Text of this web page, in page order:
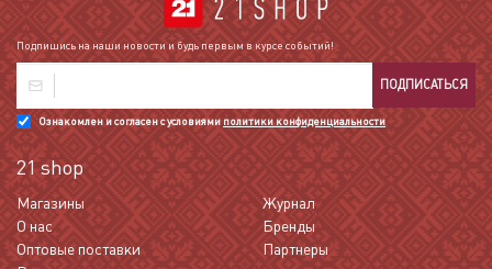
Подпишись на наши новости и будь первым в курсе событий!
ПОДПИСАТЬСЯ
Ознакомлен и согласен с условиямиполитики конфиденциальности
21 shop
Магазины
Журнал
О нас
Бренды
Оптовые поставки
Партнеры